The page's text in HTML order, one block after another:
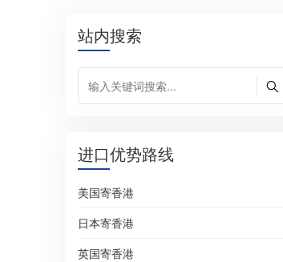
站内搜索
进口优势路线
美国寄香港
日本寄香港
英国寄香港